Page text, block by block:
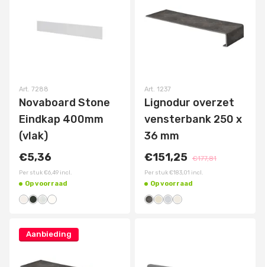
Art. 7288
Novaboard Stone
Eindkap 400mm
(vlak)
€5,36
Per stuk€6,49 incl.
Op voorraad
Art. 1237
Lignodur overzet
vensterbank 250 x
36 mm
€151,25 €177,81
Per stuk€183,01 incl.
Op voorraad
Aanbieding